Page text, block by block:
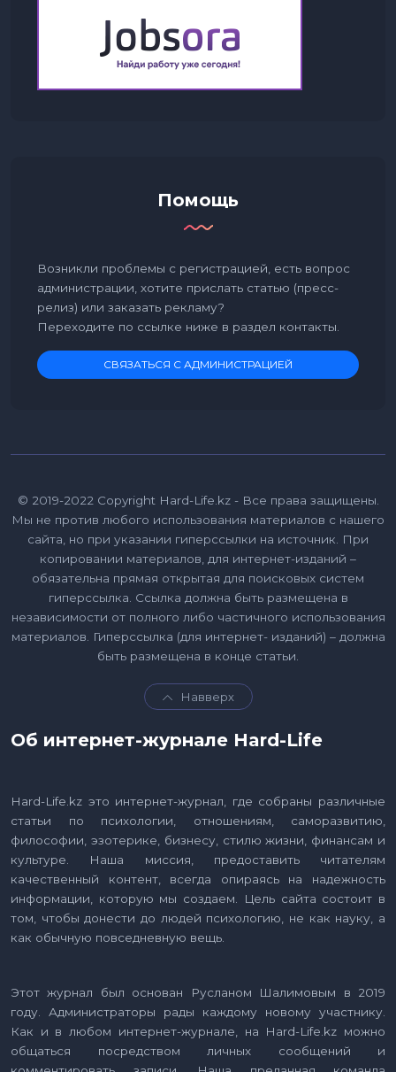
Помощь
Возникли проблемы с регистрацией, есть вопрос
администрации, хотите прислать статью (пресс-
релиз) или заказать рекламу?
Переходите по ссылке ниже в раздел контакты.
СВЯЗАТЬСЯ С АДМИНИСТРАЦИЕЙ
© 2019-2022 Copyright Hard-Life.kz - Все права защищены.
Мы не против любого использования материалов с нашего
сайта, но при указании гиперссылки на источник. При
копировании материалов, для интернет-изданий –
обязательна прямая открытая для поисковых систем
гиперссылка. Ссылка должна быть размещена в
независимости от полного либо частичного использования
материалов. Гиперссылка (для интернет- изданий) – должна
быть размещена в конце статьи.
Навверх
Об интернет-журнале Hard-Life
Hard-Life.kz это интернет-журнал, где собраны различные
статьи по психологии, отношениям, саморазвитию,
философии, эзотерике, бизнесу, стилю жизни, финансам и
культуре. Наша миссия, предоставить читателям
качественный контент, всегда опираясь на надежность
информации, которую мы создаем. Цель сайта состоит в
том, чтобы донести до людей психологию, не как науку, а
как обычную повседневную вещь.
Этот журнал был основан Русланом Шалимовым в 2019
году. Администраторы рады каждому новому участнику.
Как и в любом интернет-журнале, на Hard-Life.kz можно
общаться посредством личных сообщений и